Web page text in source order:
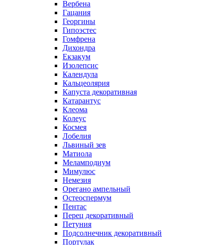
Вербена
Гацания
Георгины
Гипоэстес
Гомфрена
Дихондра
Екзакум
Изолепсис
Календула
Кальцеолярия
Капуста декоративная
Катарантус
Клеома
Колеус
Космея
Лобелия
Львиный зев
Матиола
Меламподиум
Мимулюс
Немезия
Орегано ампельный
Остеоспермум
Пентас
Перец декоративный
Петуния
Подсолнечник декоративный
Портулак